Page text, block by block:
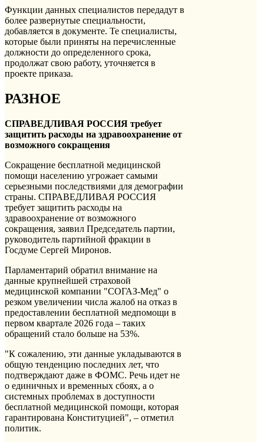
Функции данных специалистов передадут в
более развернутые специальности,
добавляется в документе. Те специалисты,
которые были приняты на перечисленные
должности до определенного срока,
продолжат свою работу, уточняется в
проекте приказа.
РАЗНОЕ
СПРАВЕДЛИВАЯ РОССИЯ требует
защитить расходы на здравоохранение от
возможного сокращения
Сокращение бесплатной медицинской
помощи населению угрожает самыми
серьезными последствиями для демографии
страны. СПРАВЕДЛИВАЯ РОССИЯ
требует защитить расходы на
здравоохранение от возможного
сокращения, заявил Председатель партии,
руководитель партийной фракции в
Госдуме Сергей Миронов.
Парламентарий обратил внимание на
данные крупнейшей страховой
медицинской компании "СОГАЗ-Мед" о
резком увеличении числа жалоб на отказ в
предоставлении бесплатной медпомощи в
первом квартале 2026 года – таких
обращений стало больше на 53%.
"К сожалению, эти данные укладываются в
общую тенденцию последних лет, что
подтверждают даже в ФОМС. Речь идет не
о единичных и временных сбоях, а о
системных проблемах в доступности
бесплатной медицинской помощи, которая
гарантирована Конституцией", – отметил
политик.